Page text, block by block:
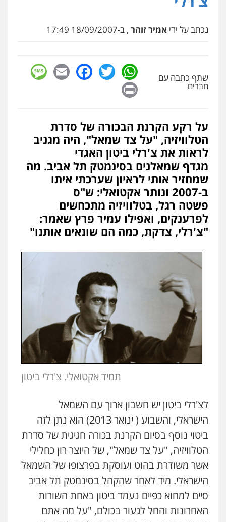
נכתב על ידי אמיר זוהר , ב-18/09/2007 17:49
שתף כתבה עם
חברים
WhatsApp
Twitter
Facebook
Email
על רקע הקרנת הבכורה של סדרת
הטלוויזיה, "על צד שמאל", היה מגניב
לראות את צ'רלי ביטון האגדי
מגדף שמאלנים בסינמטק תל אביב. מה
שמחזיר אותי לראיון שערכתי איתו
ב-2007 ונותר אקטואלי: ש"ס
פשטה רגל, בטלוויזיה מתכחשים
לפרענקים, ואפילו עמיר פרץ שאמר:
"צ'רלי, צדקת, כמה הם שונאים אותנו"
תמיד אקטואלי. צ'רלי ביטון
לצ'רלי ביטון יש חשבון ארוך עם השמאל
הישראלי, והשבוע ( ינואר 2013) הוא נתן לזה
ביטוי נוסף בסיום הקרנת בכורה חגיגית של סדרת
הטלוויזיה, "על צד שמאל", של היוצר רון כחלילי
אשר משודרת בהוט ועוסקת בפרצופו של השמאל
הישראלי. מיד לאחר שהקהל בסינמטק תל אביב
סיים למחוא כפיים נעמד ביטון באחת השורות
האחרונות והחל לגעור בכולם, "על מה אתם